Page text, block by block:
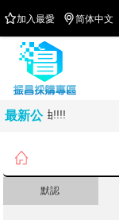
加入最愛 简体中文
最新公
台灣加油!!!!

默認